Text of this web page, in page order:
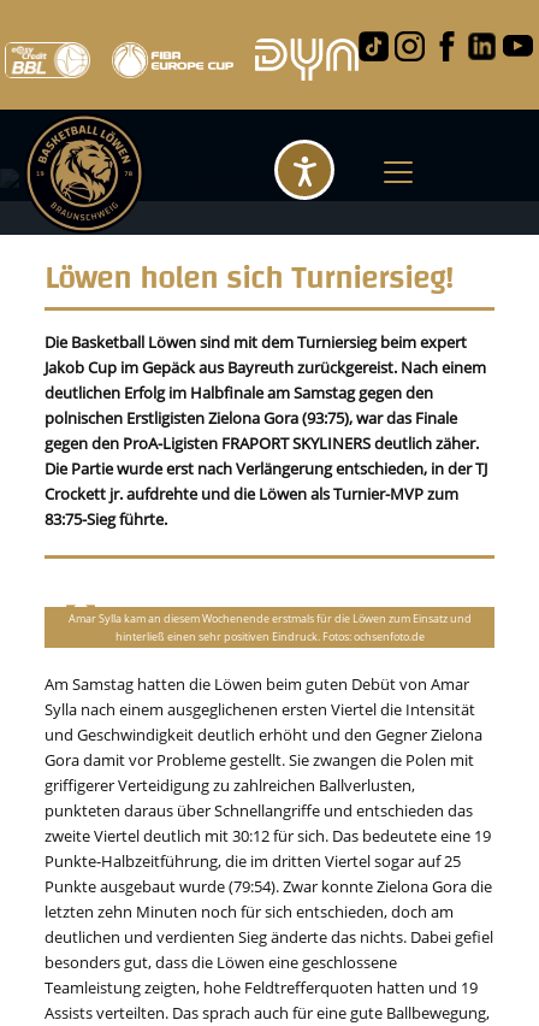
Löwen holen sich Turniersieg!
Die Basketball Löwen sind mit dem Turniersieg beim expert
Jakob Cup im Gepäck aus Bayreuth zurückgereist. Nach einem
deutlichen Erfolg im Halbfinale am Samstag gegen den
polnischen Erstligisten Zielona Gora (93:75), war das Finale
gegen den ProA-Ligisten FRAPORT SKYLINERS deutlich zäher.
Die Partie wurde erst nach Verlängerung entschieden, in der TJ
Crockett jr. aufdrehte und die Löwen als Turnier-MVP zum
83:75-Sieg führte.
Amar Sylla kam an diesem Wochenende erstmals für die Löwen zum Einsatz und
hinterließ einen sehr positiven Eindruck. Fotos: ochsenfoto.de
Am Samstag hatten die Löwen beim guten Debüt von Amar
Sylla nach einem ausgeglichenen ersten Viertel die Intensität
und Geschwindigkeit deutlich erhöht und den Gegner Zielona
Gora damit vor Probleme gestellt. Sie zwangen die Polen mit
griffigerer Verteidigung zu zahlreichen Ballverlusten,
punkteten daraus über Schnellangriffe und entschieden das
zweite Viertel deutlich mit 30:12 für sich. Das bedeutete eine 19
Punkte-Halbzeitführung, die im dritten Viertel sogar auf 25
Punkte ausgebaut wurde (79:54). Zwar konnte Zielona Gora die
letzten zehn Minuten noch für sich entschieden, doch am
deutlichen und verdienten Sieg änderte das nichts. Dabei gefiel
besonders gut, dass die Löwen eine geschlossene
Teamleistung zeigten, hohe Feldtrefferquoten hatten und 19
Assists verteilten. Das sprach auch für eine gute Ballbewegung,